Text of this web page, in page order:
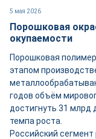
5 мая 2026
Порошковая
окупаемости
Порошковая
этапом
годов объём
достигнуть 31 млрд
темпа роста.
Российский